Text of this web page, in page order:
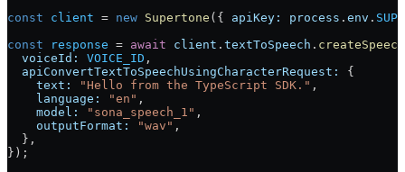
const client = new Supertone ({ apiKey: process . env .
const response = await client . textToSpeech . createSpeech
  voiceId:
VOICE_ID ,
  apiConvertTextToSpeechUsingCharacterRequest:
{
    text:
"Hello from the TypeScript SDK." ,
    language:
"en" ,
    model:
"sona_speech_1" ,
    outputFormat:
"wav" ,
  },
});